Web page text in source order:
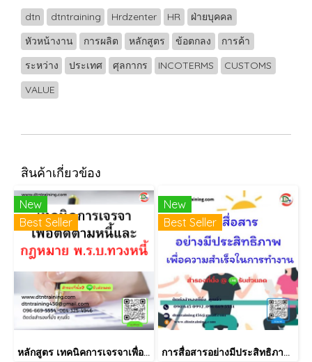
dtn dtntraining Hrdzenter HR
ฝ่ายบุคคล
หัวหน้างาน
การผลิต หลักสูตร ข้อตกลง
การค้า
ระหว่าง
ประเทศ ศุลกากร INCOTERMS
CUSTOMS
VALUE
สินค้าเกี่ยวข้อง
New
Best Seller
หลักสูตร เทคนิคการเจรจาเพื่อติดตามหนี้และกฎหมาย พ.ร.บ.ทวงหนี้
New
Best Seller
การสื่อสารอย่างมีประสิทธิภาพ เพื่อความสำเร็จในการทำงาน